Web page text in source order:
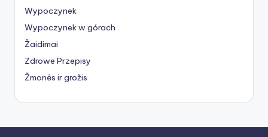
Wypoczynek
Wypoczynek w górach
Žaidimai
Zdrowe Przepisy
Žmonės ir grožis